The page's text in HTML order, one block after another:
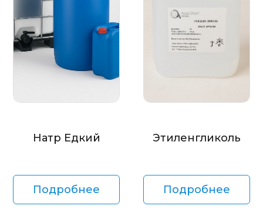
Натр Едкий
Подробнее
Этиленгликоль
Подробнее